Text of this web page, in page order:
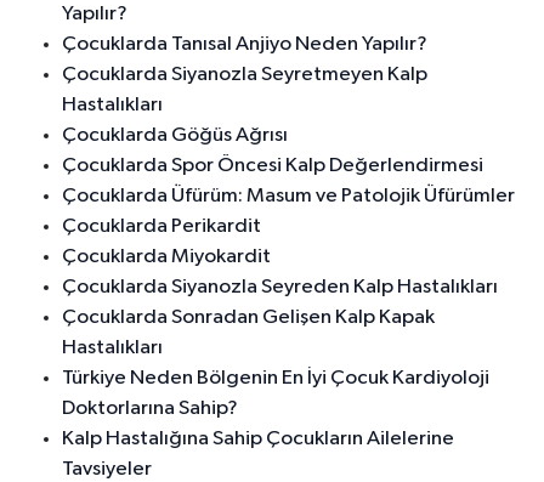
Yapılır?
Çocuklarda Tanısal Anjiyo Neden Yapılır?
Çocuklarda Siyanozla Seyretmeyen Kalp
Hastalıkları
Çocuklarda Göğüs Ağrısı
Çocuklarda Spor Öncesi Kalp Değerlendirmesi
Çocuklarda Üfürüm: Masum ve Patolojik Üfürümler
Çocuklarda Perikardit
Çocuklarda Miyokardit
Çocuklarda Siyanozla Seyreden Kalp Hastalıkları
Çocuklarda Sonradan Gelişen Kalp Kapak
Hastalıkları
Türkiye Neden Bölgenin En İyi Çocuk Kardiyoloji
Doktorlarına Sahip?
Kalp Hastalığına Sahip Çocukların Ailelerine
Tavsiyeler